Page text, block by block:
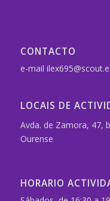
CONTACTO
e-mail
LOCAIS DE
Avda. de Zamora, 47,
Ourense
HORARIO